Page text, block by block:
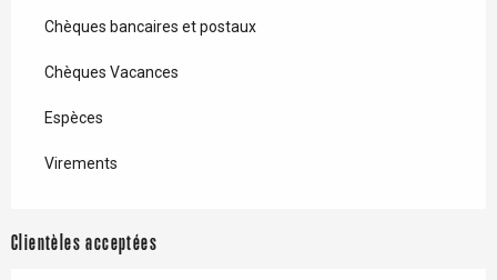
Chèques bancaires et postaux
Chèques Vacances
Espèces
Virements
Clientèles acceptées